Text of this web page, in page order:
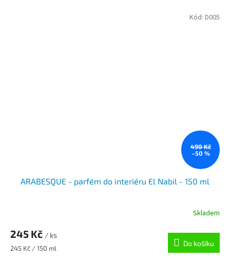
490 Kč
–50 %
ARABESQUE - parfém do interiéru El Nabil - 150 ml
Skladem
245 Kč / ks
Měrná
245 Kč / 150 ml
Do košíku
Kód: D005